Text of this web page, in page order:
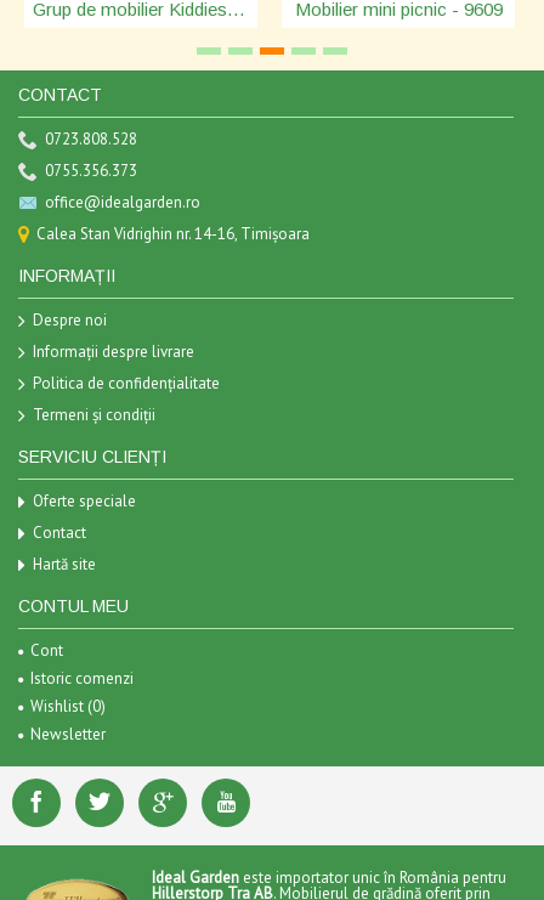
Grup de mobilier Kiddies - 960777 Mobilier mini picnic - 9609
CONTACT
0723.808.528
0755.356.373
office@idealgarden.ro
Calea Stan Vidrighin nr. 14-16, Timișoara
INFORMAȚII
Despre noi
Informații despre livrare
Politica de confidențialitate
Termeni și condiții
SERVICIU CLIENȚI
Oferte speciale
Contact
Hartă site
CONTUL MEU
Cont
Istoric comenzi
Wishlist (0)
Newsletter
Ideal Garden este importator unic în România pentru
Hillerstorp Tra AB. Mobilierul de grădină oferit prin